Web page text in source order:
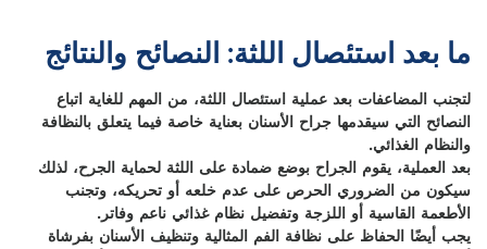
ما بعد استئصال اللثة: النصائح والنتائج
لتجنب المضاعفات بعد عملية استئصال اللثة، من المهم للغاية اتباع
النصائح التي سيقدمها جراح الأسنان بعناية خاصة فيما يتعلق بالنظافة
والنظام الغذائي.
بعد العملية، يقوم الجراح بوضع ضمادة على اللثة لحماية الجرح، لذلك
سيكون من الضروري الحرص على عدم خلعه أو تحريكه، وتجنب
الأطعمة القاسية أو اللزجة وتفضيل نظام غذائي ناعم وفاتر.
يجب أيضًا الحفاظ على نظافة الفم المثالية وتنظيف الأسنان بفرشاة